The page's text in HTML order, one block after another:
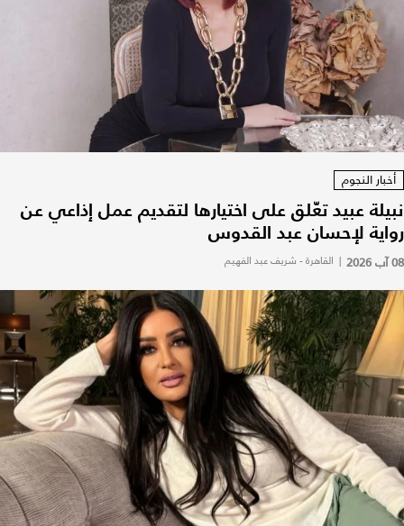
أخبار النجوم
نبيلة عبيد تعّلق على اختيارها لتقديم عمل إذاعي عن
رواية لإحسان عبد القدوس
08 آب 2026 | القاهرة - شريف عبد الفهيم